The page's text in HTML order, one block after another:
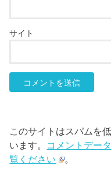
サイト
このサイトはスパムを
います。 コメントデー
覧ください
。